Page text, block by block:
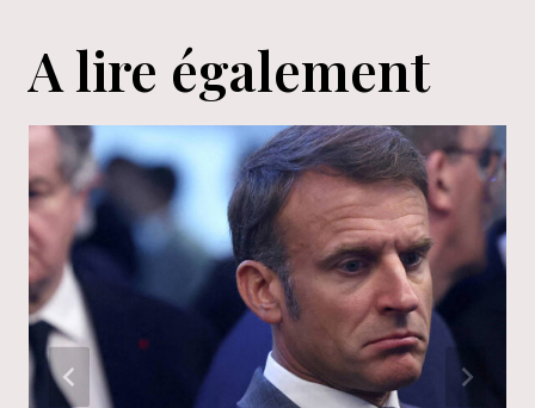
A lire également